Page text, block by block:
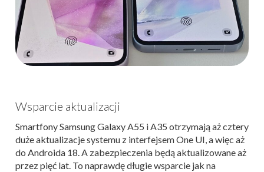
Wsparcie aktualizacji
Smartfony Samsung Galaxy A55 i A35 otrzymają aż cztery
duże aktualizacje systemu z interfejsem One UI, a więc aż
do Androida 18. A zabezpieczenia będą aktualizowane aż
przez pięć lat. To naprawdę długie wsparcie jak na